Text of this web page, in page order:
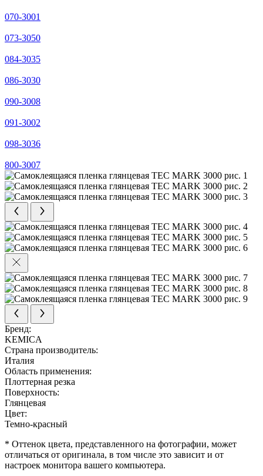
070-3001
073-3050
084-3035
086-3030
090-3008
091-3002
098-3036
800-3007
Бренд:
KEMICA
Страна производитель:
Италия
Область применения:
Плоттерная резка
Поверхность:
Глянцевая
Цвет:
Темно-красный
* Оттенок цвета, представленного на фотографии, может
отличаться от оригинала, в том числе это зависит и от
настроек монитора вашего компьютера.